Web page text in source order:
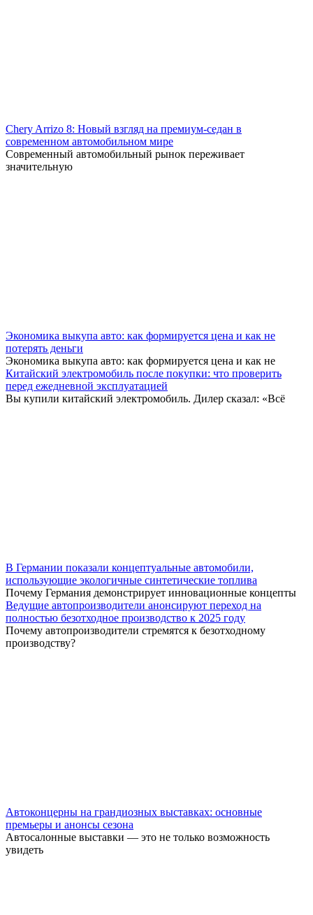
Chery Arrizo 8: Новый взгляд на премиум-седан в
современном автомобильном мире
Современный автомобильный рынок переживает
значительную
Экономика выкупа авто: как формируется цена и как не
потерять деньги
Экономика выкупа авто: как формируется цена и как не
Китайский электромобиль после покупки: что проверить
перед ежедневной эксплуатацией
Вы купили китайский электромобиль. Дилер сказал: «Всё
В Германии показали концептуальные автомобили,
использующие экологичные синтетические топлива
Почему Германия демонстрирует инновационные концепты
Ведущие автопроизводители анонсируют переход на
полностью безотходное производство к 2025 году
Почему автопроизводители стремятся к безотходному
производству?
Автоконцерны на грандиозных выставках: основные
премьеры и анонсы сезона
Автосалонные выставки — это не только возможность
увидеть